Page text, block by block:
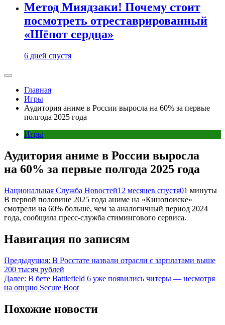
Метод Миядзаки! Почему стоит
посмотреть отреставрированный
«Шёпот сердца»
6 дней спустя
Главная
Игры
Аудитория аниме в России выросла на 60% за первые
полгода 2025 года
Игры
Аудитория аниме в России выросла
на 60% за первые полгода 2025 года
Национальная Служба Новостей12 месяцев спустя01 минуты
В первой половине 2025 года аниме на «Кинопоиске»
смотрели на 60% больше, чем за аналогичный период 2024
года, сообщила пресс-служба стимингового сервиса.
Навигация по записям
Предыдущая: В Росстате назвали отрасли с зарплатами выше
200 тысяч рублей
Далее: В бете Battlefield 6 уже появились читеры — несмотря
на опцию Secure Boot
Похожие новости